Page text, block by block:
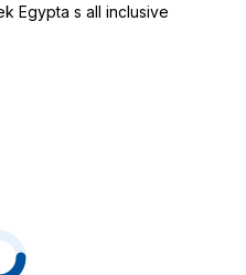
Egypta s all inclusive